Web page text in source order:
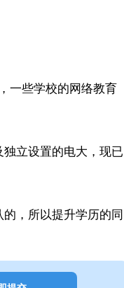
一些学校的网络教育
立设置的电大，现已
，所以提升学历的同